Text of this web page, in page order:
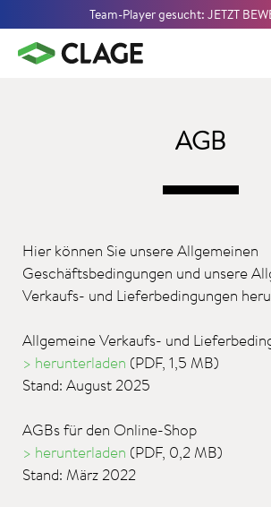
Team-Player gesucht: JETZT
AGB
Hier können Sie unsere Allgemeinen
Geschäftsbedingungen und unsere
Verkaufs- und Lieferbedingungen
Allgemeine Verkaufs- und
> herunterladen (PDF, 1,5 MB)
Stand: August 2025
AGBs für den Online-Shop
> herunterladen (PDF, 0,2 MB)
Stand: März 2022